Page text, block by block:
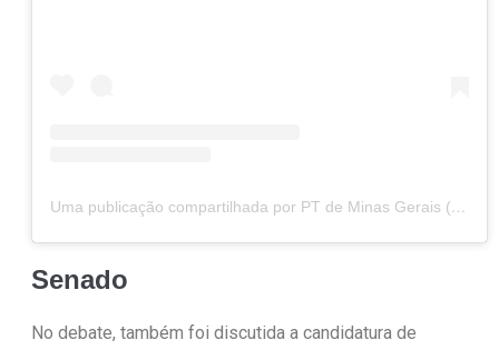
Uma publicação compartilhada por PT de Minas Gerais (@ptdeminas)
Senado
No debate, também foi discutida a candidatura de